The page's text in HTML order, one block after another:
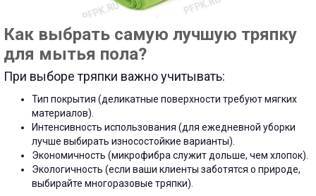
Как выбрать самую лучшую тряпку
для мытья пола?
При выборе тряпки важно учитывать:
Тип покрытия (деликатные поверхности требуют мягких
материалов).
Интенсивность использования (для ежедневной уборки
лучше выбирать износостойкие варианты).
Экономичность (микрофибра служит дольше, чем хлопок).
Экологичность (если ваши клиенты заботятся о природе,
выбирайте многоразовые тряпки).